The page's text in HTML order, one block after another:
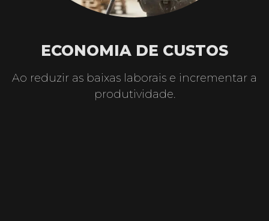
ECONOMIA DE CUSTOS
Ao reduzir as baixas laborais e incrementar a
produtividade.